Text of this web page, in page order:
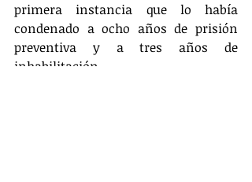
primera instancia que lo había
condenado a ocho años de prisión
preventiva y a tres años de
inhabilitación.